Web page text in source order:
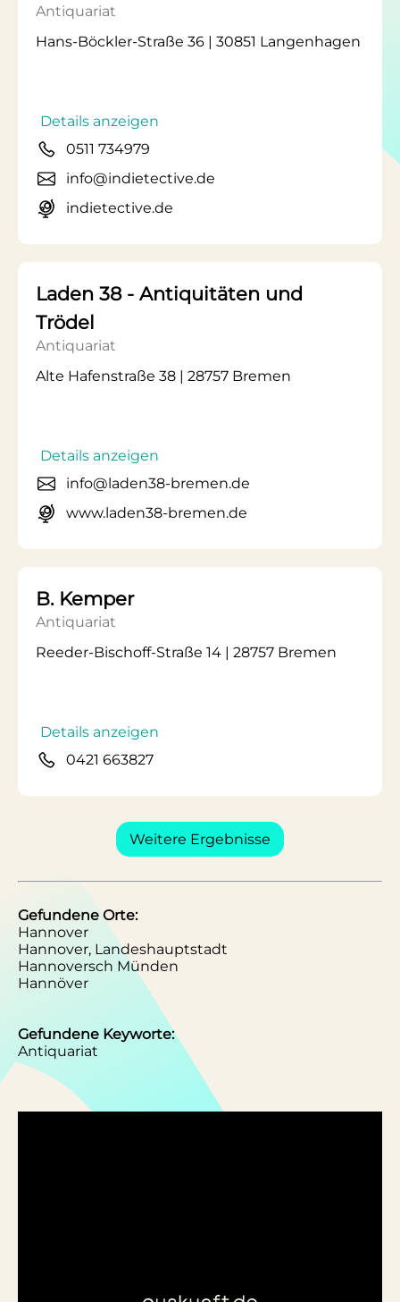
Antiquariat
Hans-Böckler-Straße 36 | 30851 Langenhagen
Details anzeigen
0511 734979
info@indietective.de
indietective.de
Laden 38 - Antiquitäten und
Trödel
Antiquariat
Alte Hafenstraße 38 | 28757 Bremen
Details anzeigen
info@laden38-bremen.de
www.laden38-bremen.de
B. Kemper
Antiquariat
Reeder-Bischoff-Straße 14 | 28757 Bremen
Details anzeigen
0421 663827
Weitere Ergebnisse
Gefundene Orte:
Hannover
Hannover, Landeshauptstadt
Hannoversch Münden
Hannöver
Gefundene Keyworte:
Antiquariat